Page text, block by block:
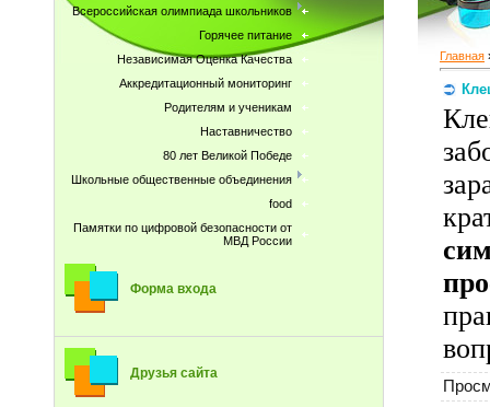
Всероссийская олимпиада школьников
Горячее питание
Независимая Оценка Качества
Аккредитационный мониторинг
Родителям и ученикам
Наставничество
80 лет Великой Победе
Школьные общественные объединения
food
Памятки по цифровой безопасности от
МВД России
Форма входа
Друзья сайта
Главная